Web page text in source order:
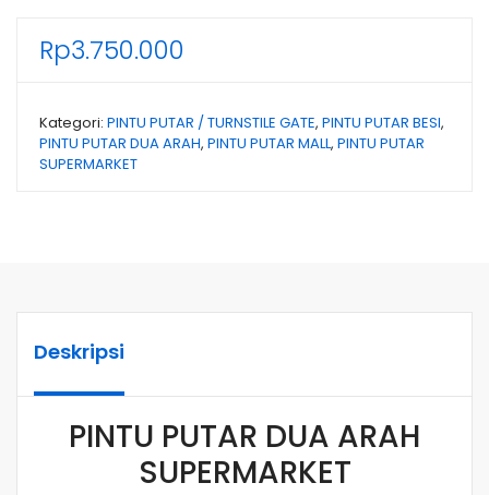
Rp3.750.000
Kategori: PINTU PUTAR / TURNSTILE GATE, PINTU PUTAR BESI,
PINTU PUTAR DUA ARAH, PINTU PUTAR MALL, PINTU PUTAR
SUPERMARKET
Deskripsi
PINTU PUTAR DUA ARAH
SUPERMARKET